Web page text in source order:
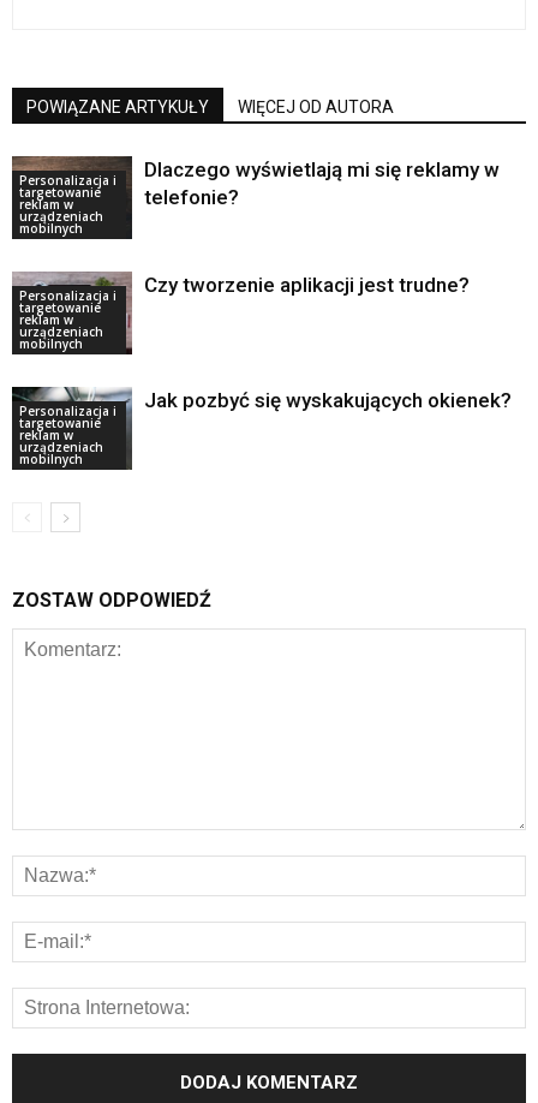
POWIĄZANE ARTYKUŁY WIĘCEJ OD AUTORA
Personalizacja i
targetowanie
reklam w
urządzeniach
mobilnych
Dlaczego wyświetlają mi się reklamy w
telefonie?
Personalizacja i
targetowanie
reklam w
urządzeniach
mobilnych
Czy tworzenie aplikacji jest trudne?
Personalizacja i
targetowanie
reklam w
urządzeniach
mobilnych
Jak pozbyć się wyskakujących okienek?
ZOSTAW ODPOWIEDŹ